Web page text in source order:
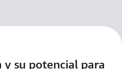
y su potencial para